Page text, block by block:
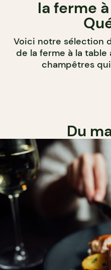
la ferme
Voici notre sélection
de la ferme à la table
champêtres
Du